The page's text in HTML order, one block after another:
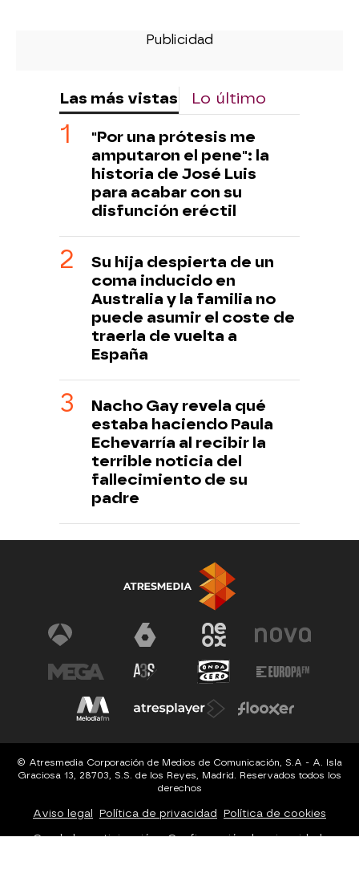
Las más vistas Lo último
"Por una prótesis me
amputaron el pene": la
historia de José Luis
para acabar con su
disfunción eréctil
Su hija despierta de un
coma inducido en
Australia y la familia no
puede asumir el coste de
traerla de vuelta a
España
Nacho Gay revela qué
estaba haciendo Paula
Echevarría al recibir la
terrible noticia del
fallecimiento de su
padre
© Atresmedia Corporación de Medios de Comunicación, S.A - A. Isla
Graciosa 13, 28703, S.S. de los Reyes, Madrid. Reservados todos los
derechos
Aviso legal Política de privacidad Política de cookies
Cond. de participación Configuración de privacidad